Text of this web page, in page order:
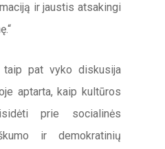
ir jaustis atsakingi
taip pat vyko diskusija
aptarta, kaip kultūros
prie socialinės
ir demokratinių